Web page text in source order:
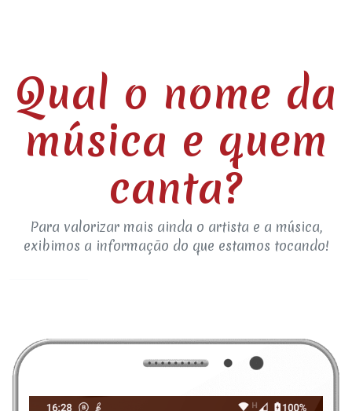
Qual o nome da
música e quem
canta?
Para valorizar mais ainda o artista e a música,
exibimos a informação do que estamos tocando!